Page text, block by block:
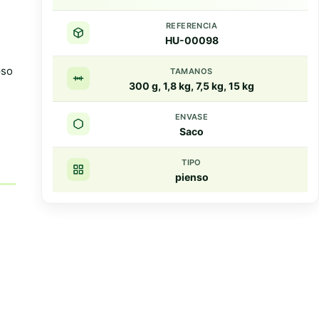
REFERENCIA
HU-00098
TAMANOS
300 g, 1,8 kg, 7,5 kg, 15 kg
ENVASE
Saco
TIPO
pienso